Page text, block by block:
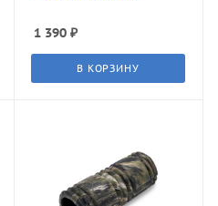
1 390₽
В КОРЗИНУ